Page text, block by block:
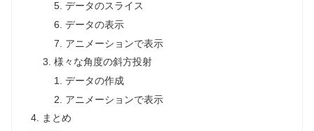
データのスライス
データの表示
アニメーションで表示
様々な角度の斜方投射
データの作成
アニメーションで表示
まとめ